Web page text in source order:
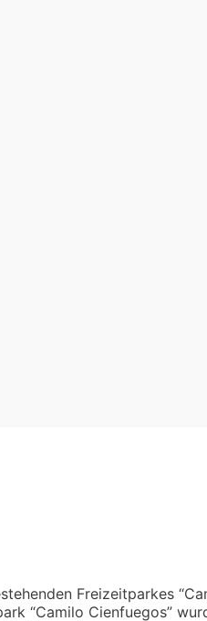
Freizeitparkes
“Camilo Cienfuegos”